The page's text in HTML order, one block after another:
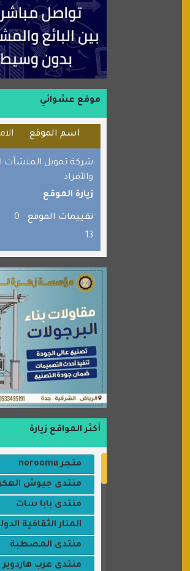
شبكة رأيي
موسوعة نور
منتدى جيوش
بلو باص
موقع حراج خدمة
الطبي
قراننا
السبيل
القران للجميع
برامج كمبيوتر
جائزة دبي الدولية
الألسن لخدمات
موقع عشوائي
اسم الموقع
شركة تمويل المنشآت
والأفراد
زيارة الموقع
تقييمات الموقع 0
13
أكثر المواقع زيارة
متجر noroomu
منتدى جيوش
منتدى بابا سات
المنار الثقافية
منتدى المصطبة
منتدى عرب هاردوير